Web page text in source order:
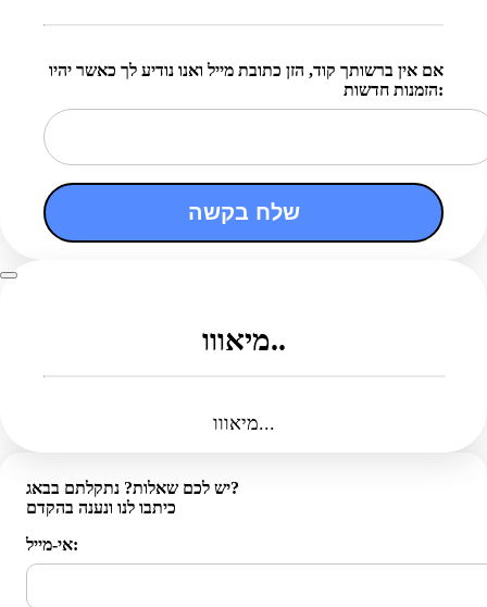
אם אין ברשותך קוד, הזן כתובת מייל ואנו נודיע לך כאשר יהיו
הזמנות חדשות:
שלח בקשה
מיאווו..
מיאווו...
יש לכם שאלות? נתקלתם בבאג?
כיתבו לנו ונענה בהקדם
אי-מייל: